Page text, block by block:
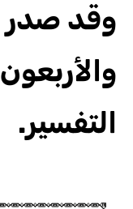
وقد صدر
التفسير.